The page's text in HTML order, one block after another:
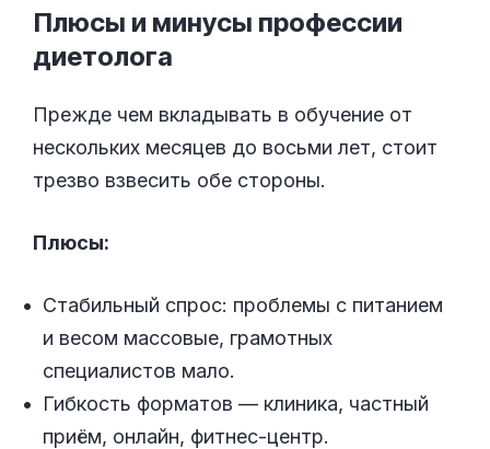
Плюсы и минусы профессии
диетолога
Прежде чем вкладывать в обучение от
нескольких месяцев до восьми лет, стоит
трезво взвесить обе стороны.
Плюсы:
Стабильный спрос: проблемы с питанием
и весом массовые, грамотных
специалистов мало.
Гибкость форматов — клиника, частный
приём, онлайн, фитнес-центр.